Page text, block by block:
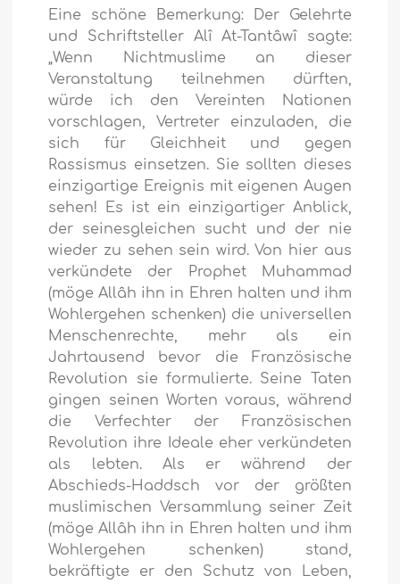
Eine schöne Bemerkung: Der Gelehrte
und Schriftsteller Alî At-Tantâwî sagte:
„Wenn Nichtmuslime an dieser
Veranstaltung teilnehmen dürften,
würde ich den Vereinten Nationen
vorschlagen, Vertreter einzuladen, die
sich für Gleichheit und gegen
Rassismus einsetzen. Sie sollten dieses
einzigartige Ereignis mit eigenen Augen
sehen! Es ist ein einzigartiger Anblick,
der seinesgleichen sucht und der nie
wieder zu sehen sein wird. Von hier aus
verkündete der Prophet Muhammad
(möge Allâh ihn in Ehren halten und ihm
Wohlergehen schenken) die universellen
Menschenrechte, mehr als ein
Jahrtausend bevor die Französische
Revolution sie formulierte. Seine Taten
gingen seinen Worten voraus, während
die Verfechter der Französischen
Revolution ihre Ideale eher verkündeten
als lebten. Als er während der
Abschieds-Haddsch vor der größten
muslimischen Versammlung seiner Zeit
(möge Allâh ihn in Ehren halten und ihm
Wohlergehen schenken) stand,
bekräftigte er den Schutz von Leben,